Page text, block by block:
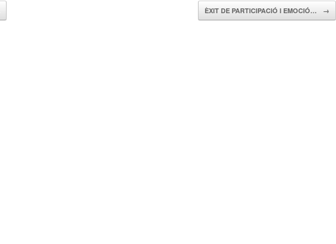
ÈXIT DE PARTICIPACIÓ I EMOCIÓ… →